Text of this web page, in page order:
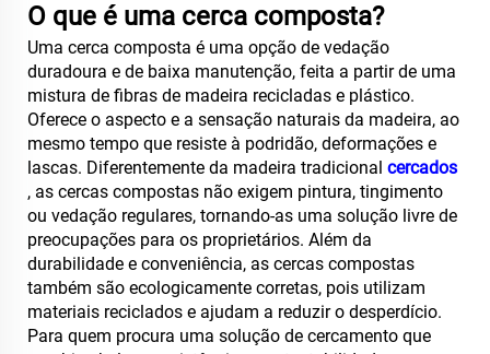
O que é uma cerca composta?
Uma cerca composta é uma opção de vedação
duradoura e de baixa manutenção, feita a partir de uma
mistura de fibras de madeira recicladas e plástico.
Oferece o aspecto e a sensação naturais da madeira, ao
mesmo tempo que resiste à podridão, deformações e
lascas. Diferentemente da madeira tradicional cercados
, as cercas compostas não exigem pintura, tingimento
ou vedação regulares, tornando-as uma solução livre de
preocupações para os proprietários. Além da
durabilidade e conveniência, as cercas compostas
também são ecologicamente corretas, pois utilizam
materiais reciclados e ajudam a reduzir o desperdício.
Para quem procura uma solução de cercamento que